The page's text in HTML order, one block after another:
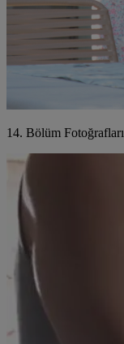
14. Bölüm Fotoğrafları